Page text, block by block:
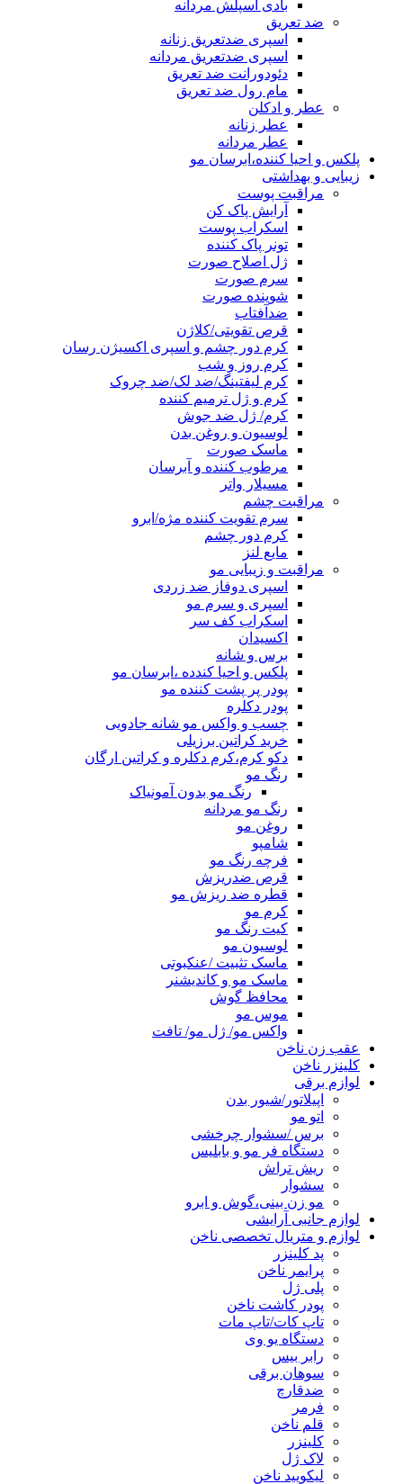
بادی اسپلش مردانه
ضد تعریق
اسپری ضدتعریق زنانه
اسپری ضدتعریق مردانه
دئودورانت ضد تعریق
مام رول ضد تعریق
عطر و ادکلن
عطر زنانه
عطر مردانه
پلکس و احیا کننده،ابرسان مو
زیبایی و بهداشتی
مراقبت پوست
آرایش پاک کن
اسکراب پوست
تونر پاک کننده
ژل اصلاح صورت
سرم صورت
شوینده صورت
ضدآفتاب
قرص تقویتی/کلاژن
کرم دور چشم و اسپری اکسیژن رسان
کرم روز و شب
کرم لیفتینگ/ضد لک/ضد چروک
کرم و ژل ترمیم کننده
کرم/ ژل ضد جوش
لوسیون و روغن بدن
ماسک صورت
مرطوب کننده و آبرسان
مسیلار واتر
مراقبت چشم
سرم تقویت کننده مژه/ابرو
کرم دور چشم
مایع لنز
مراقبت و زیبایی مو
اسپری دوفاز ضد زردی
اسپری و سرم مو
اسکراب کف سر
اکسیدان
برس و شانه
پلکس و احیا کندده ،ابرسان مو
پودر پر پشت کننده مو
پودر دکلره
چسب و واکس مو شانه جادویی
خرید کراتین برزیلی
دکو کرم،کرم دکلره و کراتین ارگان
رنگ مو
رنگ مو بدون آمونیاک
رنگ مو مردانه
روغن مو
شامپو
فرچه رنگ مو
قرص ضدریزش
قطره ضد ریزش مو
کرم مو
کیت رنگ مو
لوسیون مو
ماسک تثبیت /عنکبوتی
ماسک مو و کاندیشنر
محافظ گوش
موس مو
واکس مو/ ژل مو/ تافت
عقب زن ناخن
کلینزر ناخن
لوازم برقی
اپیلاتور/شیور بدن
اتو مو
برس /سشوار چرخشی
دستگاه فر مو و بابلیس
ریش تراش
سشوار
مو زن بینی،گوش و ابرو
لوازم جانبی آرایشی
لوازم و متریال تخصصی ناخن
پد کلینزر
پرایمر ناخن
پلی ژل
پودر کاشت ناخن
تاپ کات/تاپ مات
دستگاه یو وی
رابر بیس
سوهان برقی
ضدقارچ
فرمر
قلم ناخن
کلینزر
لاک ژل
لیکوييد ناخن